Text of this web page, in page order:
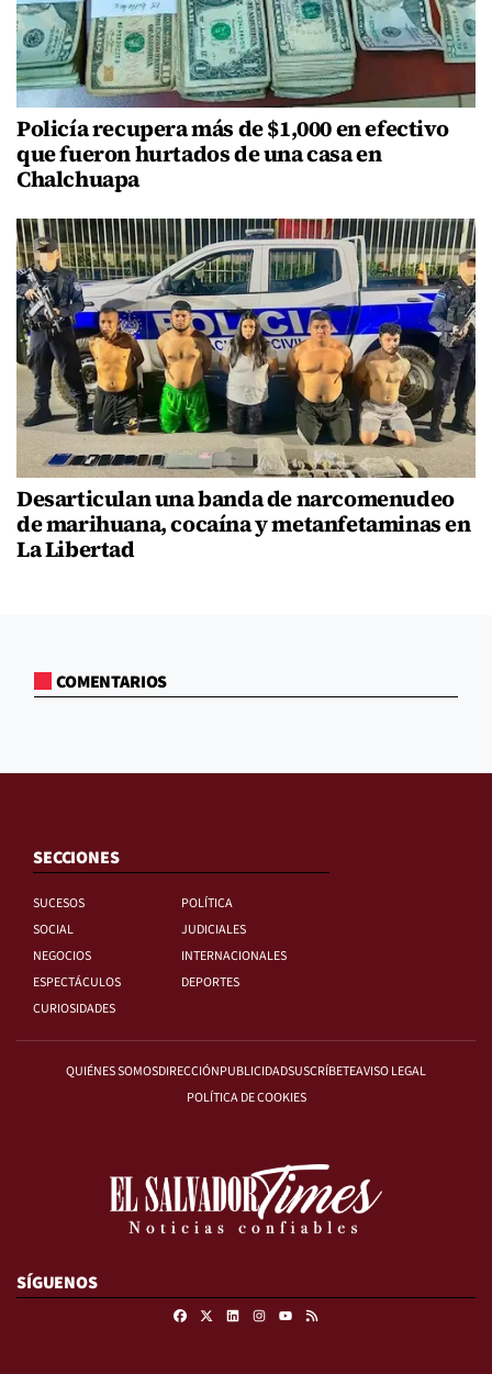
Policía recupera más de $1,000 en efectivo
que fueron hurtados de una casa en
Chalchuapa
Desarticulan una banda de narcomenudeo
de marihuana, cocaína y metanfetaminas en
La Libertad
COMENTARIOS
SECCIONES
SUCESOS
POLÍTICA
SOCIAL
JUDICIALES
NEGOCIOS
INTERNACIONALES
ESPECTÁCULOS
DEPORTES
CURIOSIDADES
QUIÉNES SOMOSDIRECCIÓNPUBLICIDADSUSCRÍBETEAVISO LEGAL
POLÍTICA DE COOKIES
SÍGUENOS
FacebookLinkedinInstagram